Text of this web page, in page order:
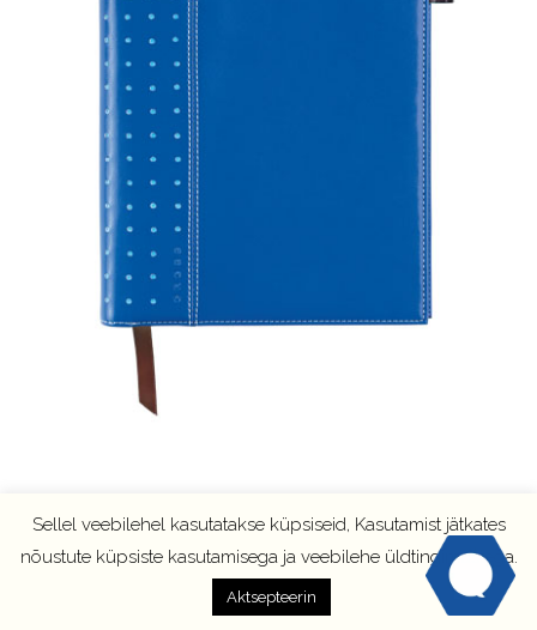
Sellel veebilehel kasutatakse küpsiseid, Kasutamist jätkates
nõustute küpsiste kasutamisega ja veebilehe üldtingimustega.
Aktsepteerin